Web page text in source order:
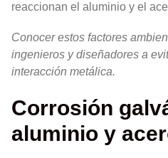
reaccionan el aluminio y el
Conocer estos factores
ingenieros y diseñadores a
interacción metálica.
Corrosión
aluminio y